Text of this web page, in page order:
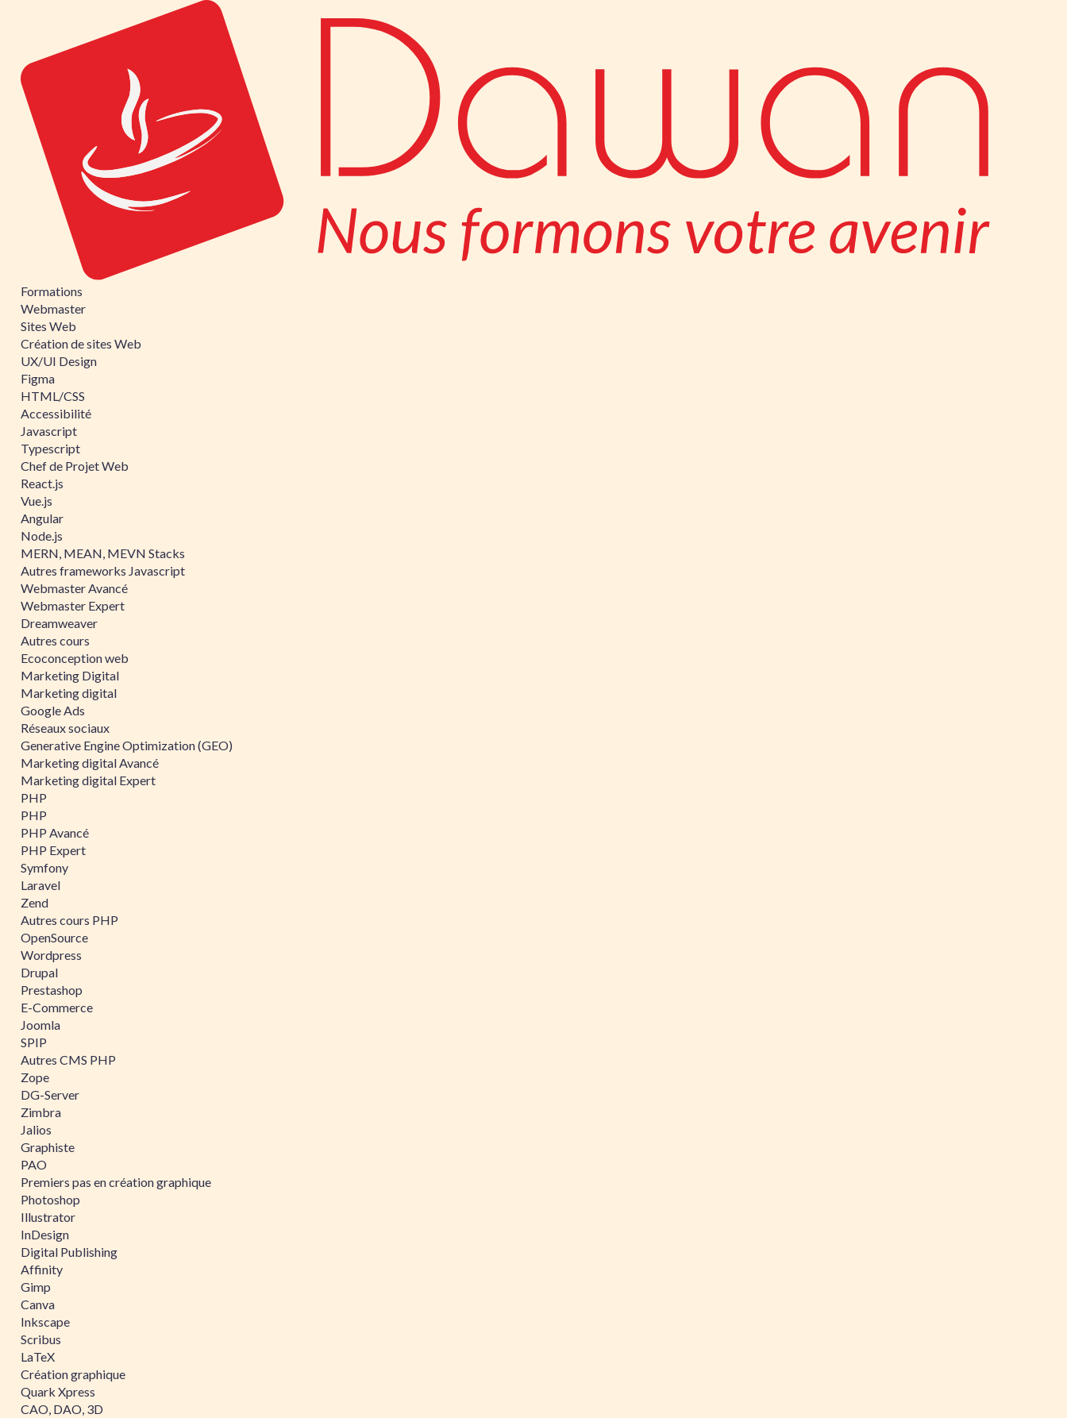
Formations
Webmaster
Sites Web
Création de sites Web
UX/UI Design
Figma
HTML/CSS
Accessibilité
Javascript
Typescript
Chef de Projet Web
React.js
Vue.js
Angular
Node.js
MERN, MEAN, MEVN Stacks
Autres frameworks Javascript
Webmaster Avancé
Webmaster Expert
Dreamweaver
Autres cours
Ecoconception web
Marketing Digital
Marketing digital
Google Ads
Réseaux sociaux
Generative Engine Optimization (GEO)
Marketing digital Avancé
Marketing digital Expert
PHP
PHP
PHP Avancé
PHP Expert
Symfony
Laravel
Zend
Autres cours PHP
OpenSource
Wordpress
Drupal
Prestashop
E-Commerce
Joomla
SPIP
Autres CMS PHP
Zope
DG-Server
Zimbra
Jalios
Graphiste
PAO
Premiers pas en création graphique
Photoshop
Illustrator
InDesign
Digital Publishing
Affinity
Gimp
Canva
Inkscape
Scribus
LaTeX
Création graphique
Quark Xpress
CAO, DAO, 3D